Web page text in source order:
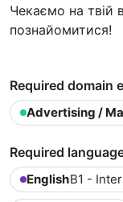
Чекаємо на твій
познайомитися!
Required domain
Advertising /
Required
EnglishB1 -